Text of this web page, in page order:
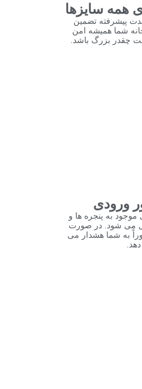
همه سایزها
پیشرفته تضمین
شما همیشه امن
چقدر بزرگ باشد.
ورودی
موجود به پنجره ها و
می شود. در صورت
به شما هشدار می
دهد.